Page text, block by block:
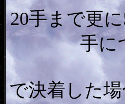
20手まで更
手に
で決着した